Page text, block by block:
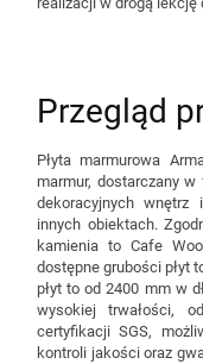
Przegląd
Płyta marmurowa
marmur, dostarczany
dekoracyjnych
innych obiektach.
kamienia to Cafe
dostępne grubości płyt
płyt to od 2400 mm w
wysokiej trwałości,
certyfikacji SGS,
kontroli jakości oraz